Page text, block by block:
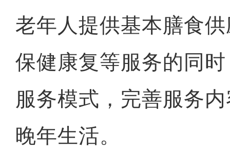
老年人提供基本膳食
保健康复等服务的同
服务模式，完善服务
晚年生活。